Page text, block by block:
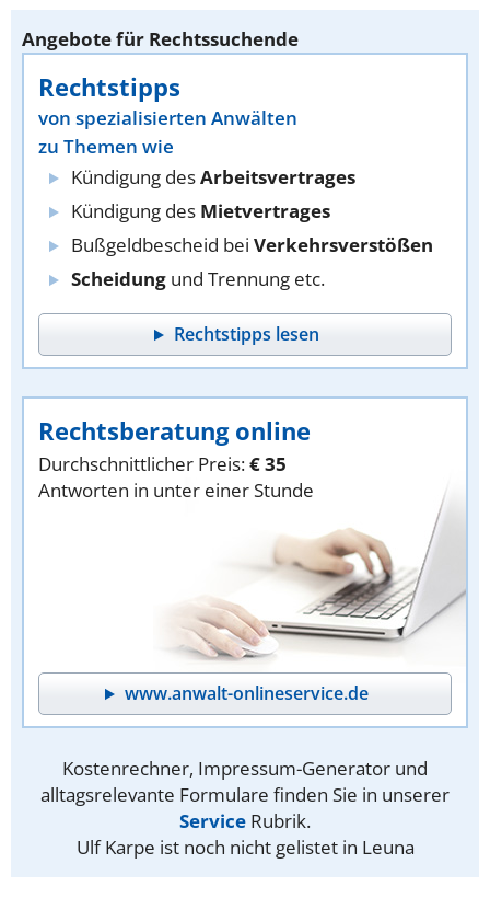
Angebote für Rechtssuchende
Rechtstipps
von spezialisierten Anwälten
zu Themen wie
Kündigung desArbeitsvertrages
Kündigung des Mietvertrages
Bußgeldbescheid bei Verkehrsverstößen
Scheidung und Trennung etc.
Rechtstipps lesen
Rechtsberatung online
Durchschnittlicher Preis:€ 35
Antworten in unter einer Stunde
www.anwalt-onlineservice.de
Kostenrechner, Impressum-Generator und
alltagsrelevante Formulare finden Sie in unserer
Service Rubrik.
Ulf Karpe ist noch nicht gelistet in Leuna